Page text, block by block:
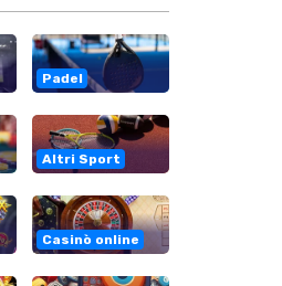
Padel
Altri Sport
Casinò online